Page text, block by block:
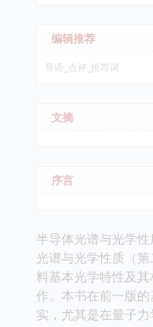
编辑推荐
导语_点评_推荐词
文摘
序言
半导体光谱与光学
光谱与光学性质（
料基本光学特性及
作。本书在前一版
实，尤其是在量子